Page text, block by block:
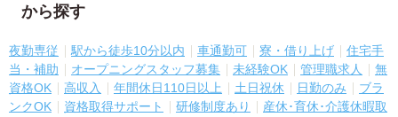
から探す
夜勤専従 駅から徒歩10分以内 車通勤可 寮・借り上げ
住宅手
当・補助
オープニングスタッフ募集 未経験OK 管理職求人
無
資格OK
高収入 年間休日110日以上 土日祝休 日勤のみ
ブラ
ンクOK
資格取得サポート 研修制度あり
産休･育休･介護休暇取